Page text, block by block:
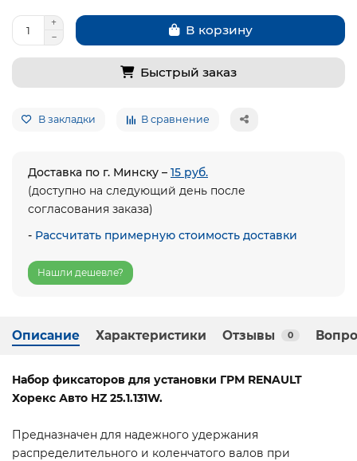
В корзину
Быстрый заказ
В закладки В сравнение
Доставка по г. Минску – 15 руб.
(доступно на следующий день после
согласования заказа)
- Рассчитать примерную стоимость доставки
Нашли дешевле?
Описание Характеристики Отзывы 0
Набор фиксаторов для установки ГРМ RENAULT
Хорекс Авто HZ 25.1.131W.
Предназначен для надежного удержания
распределительного и коленчатого валов при